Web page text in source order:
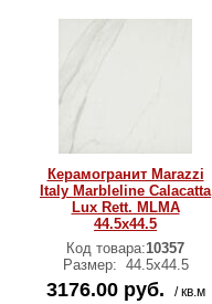
Керамогранит Marazzi
Italy Marbleline Calacatta
Lux Rett. MLMA
44.5х44.5
Код товара:10357
Размер: 44.5х44.5
3176.00 руб. / кв.м